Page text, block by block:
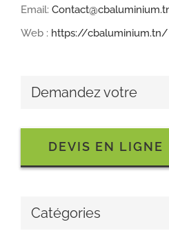
Email:
Web : https://cbaluminium.tn/
Demandez votre
DEVIS EN LIGNE
Catégories